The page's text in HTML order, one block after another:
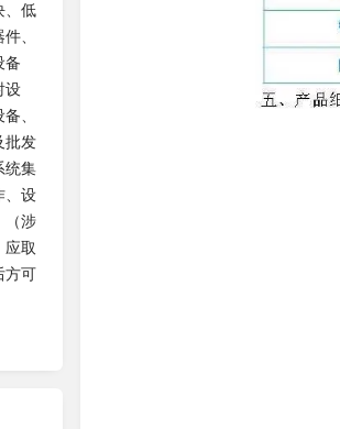
、低
、
备
设
、
批发
统集
、设
（涉
应取
方可